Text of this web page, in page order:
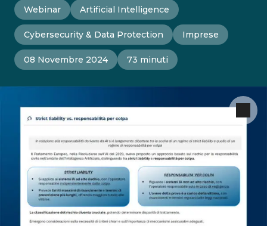
Webinar Artificial Intelligence
Cybersecurity & Data Protection Imprese
08 Novembre 2024 73 minuti